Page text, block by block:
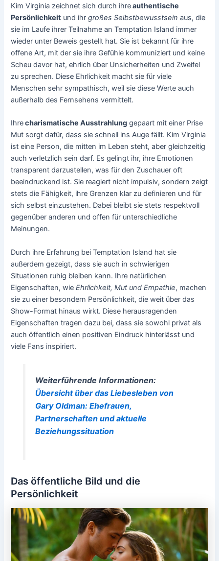
Kim Virginia zeichnet sich durch ihreauthentische
Persönlichkeit und ihrgroßes Selbstbewusstsein aus, die
sie im Laufe ihrer Teilnahme an Temptation Island immer
wieder unter Beweis gestellt hat. Sie ist bekannt für ihre
offene Art, mit der sie ihre Gefühle kommuniziert und keine
Scheu davor hat, ehrlich über Unsicherheiten und Zweifel
zu sprechen. Diese Ehrlichkeit macht sie für viele
Menschen sehr sympathisch, weil sie diese Werte auch
außerhalb des Fernsehens vermittelt.
Ihrecharismatische Ausstrahlung gepaart mit einer Prise
Mut sorgt dafür, dass sie schnell ins Auge fällt. Kim Virginia
ist eine Person, die mitten im Leben steht, aber gleichzeitig
auch verletzlich sein darf. Es gelingt ihr, ihre Emotionen
transparent darzustellen, was für den Zuschauer oft
beeindruckend ist. Sie reagiert nicht impulsiv, sondern zeigt
stets die Fähigkeit, ihre Grenzen klar zu definieren und für
sich selbst einzustehen. Dabei bleibt sie stets respektvoll
gegenüber anderen und offen für unterschiedliche
Meinungen.
Durch ihre Erfahrung bei Temptation Island hat sie
außerdem gezeigt, dass sie auch in schwierigen
Situationen ruhig bleiben kann. Ihre natürlichen
Eigenschaften, wie Ehrlichkeit, Mut und Empathie, machen
sie zu einer besondern Persönlichkeit, die weit über das
Show-Format hinaus wirkt. Diese herausragenden
Eigenschaften tragen dazu bei, dass sie sowohl privat als
auch öffentlich einen positiven Eindruck hinterlässt und
viele Fans inspiriert.
Weiterführende Informationen:
Übersicht über das Liebesleben von
Gary Oldman: Ehefrauen,
Partnerschaften und aktuelle
Beziehungssituation
Das öffentliche Bild und die
Persönlichkeit